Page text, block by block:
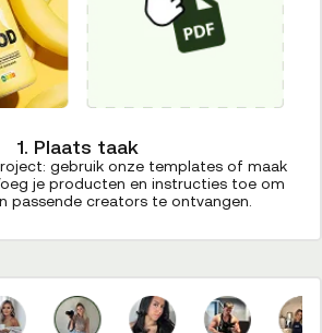
1. Plaats taak
gebruik onze templates of maak
je producten en instructies toe om
passende creators te ontvangen.